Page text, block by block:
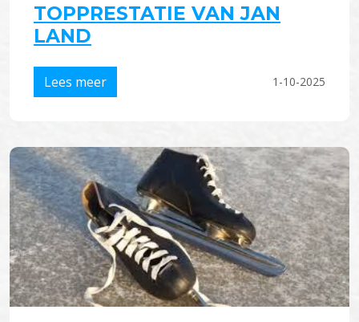
TOPPRESTATIE VAN JAN
LAND
Lees meer 1-10-2025